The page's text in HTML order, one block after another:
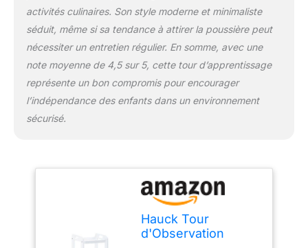
activités culinaires. Son style moderne et minimaliste
séduit, même si sa tendance à attirer la poussière peut
nécessiter un entretien régulier. En somme, avec une
note moyenne de 4,5 sur 5, cette tour d’apprentissage
représente un bon compromis pour encourager
l’indépendance des enfants dans un environnement
sécurisé.
Hauck Tour
d'Observation